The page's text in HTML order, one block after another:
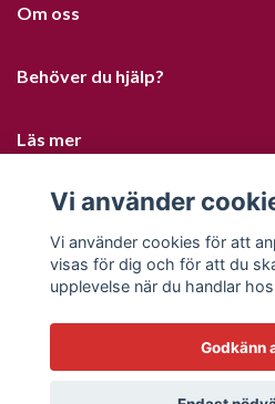
Om oss
Behöver du hjälp?
Läs mer
Sociala medier
© 2026 Sofias
Vi använder
Vi använder cookies för att
visas för dig och för att du
upplevelse när du handlar
Godkänn